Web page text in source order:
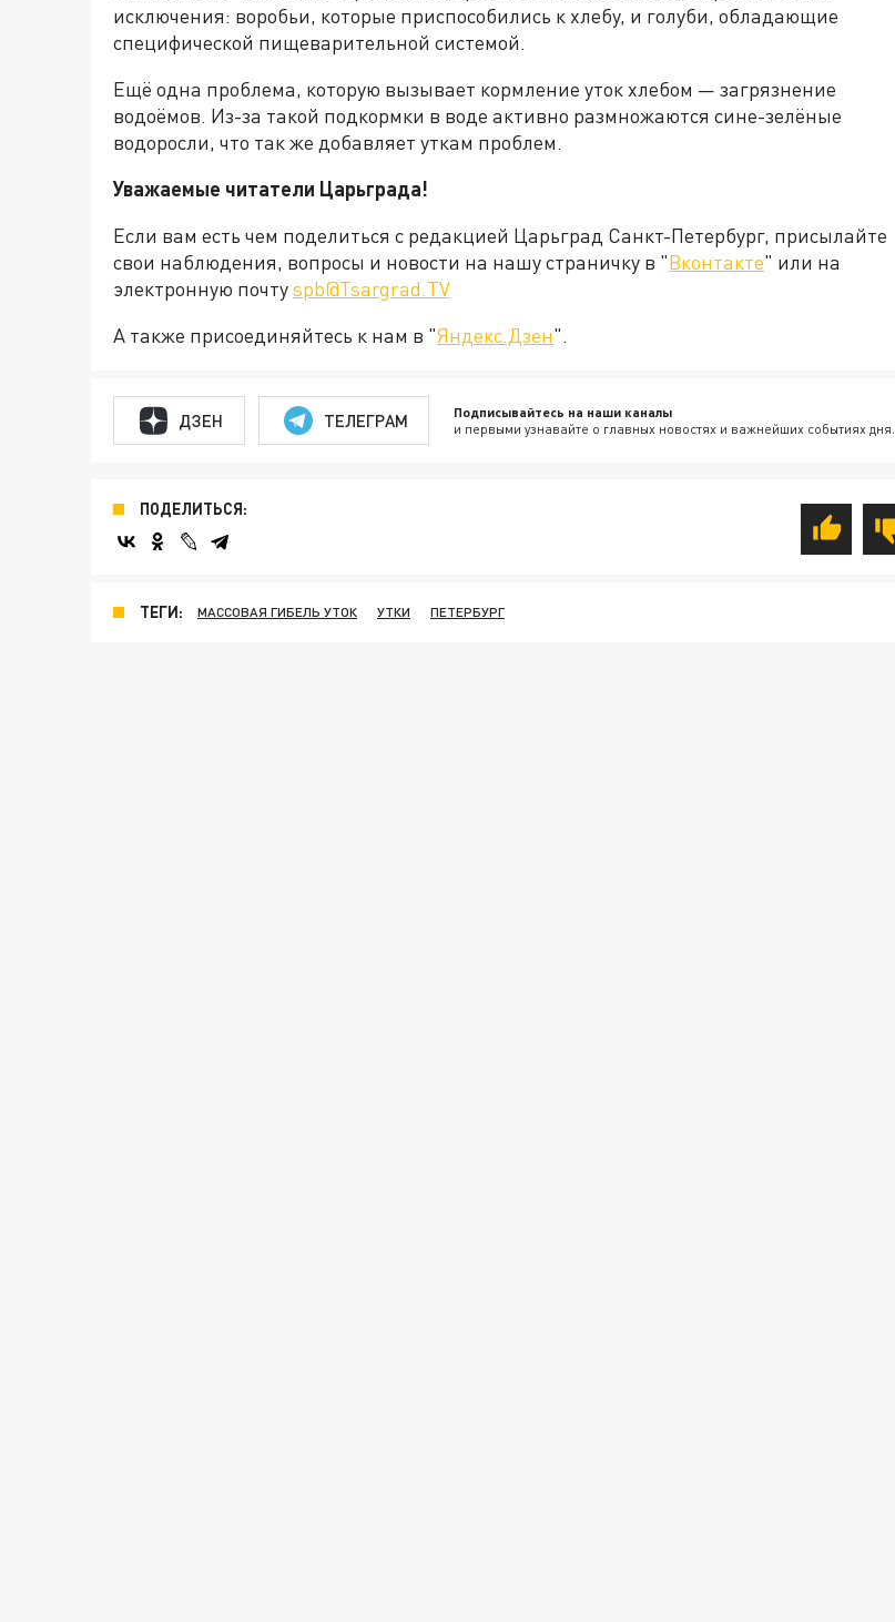
исключения: воробьи, которые приспособились к хлебу, и голуби, обладающие
специфической пищеварительной системой.
Ещё одна проблема, которую вызывает кормление уток хлебом — загрязнение
водоёмов. Из-за такой подкормки в воде активно размножаются сине-зелёные
водоросли, что так же добавляет уткам проблем.
Уважаемые читатели Царьграда!
Если вам есть чем поделиться с редакцией Царьград Санкт-Петербург, присылайте
свои наблюдения, вопросы и новости на нашу страничку в "Вконтакте" или на
электронную почтуspb@Tsargrad.TV
А также присоединяйтесь к нам в "Яндекс.Дзен".
ДЗЕН ТЕЛЕГРАМ Подписывайтесь на наши каналы
и первыми узнавайте о главных новостях и важнейших событиях дня.
ПОДЕЛИТЬСЯ:
ТЕГИ: МАССОВАЯ ГИБЕЛЬ УТОК УТКИ ПЕТЕРБУРГ